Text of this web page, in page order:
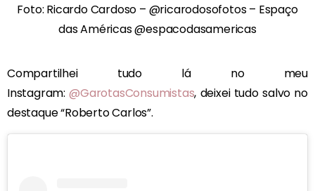
Foto: Ricardo Cardoso – @ricarodosofotos – Espaço
das Américas @espacodasamericas
Compartilhei tudo lá no meu
Instagram:@GarotasConsumistas, deixei tudo salvo no
destaque “Roberto Carlos”.